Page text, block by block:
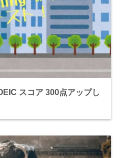
スコア 300点アップし